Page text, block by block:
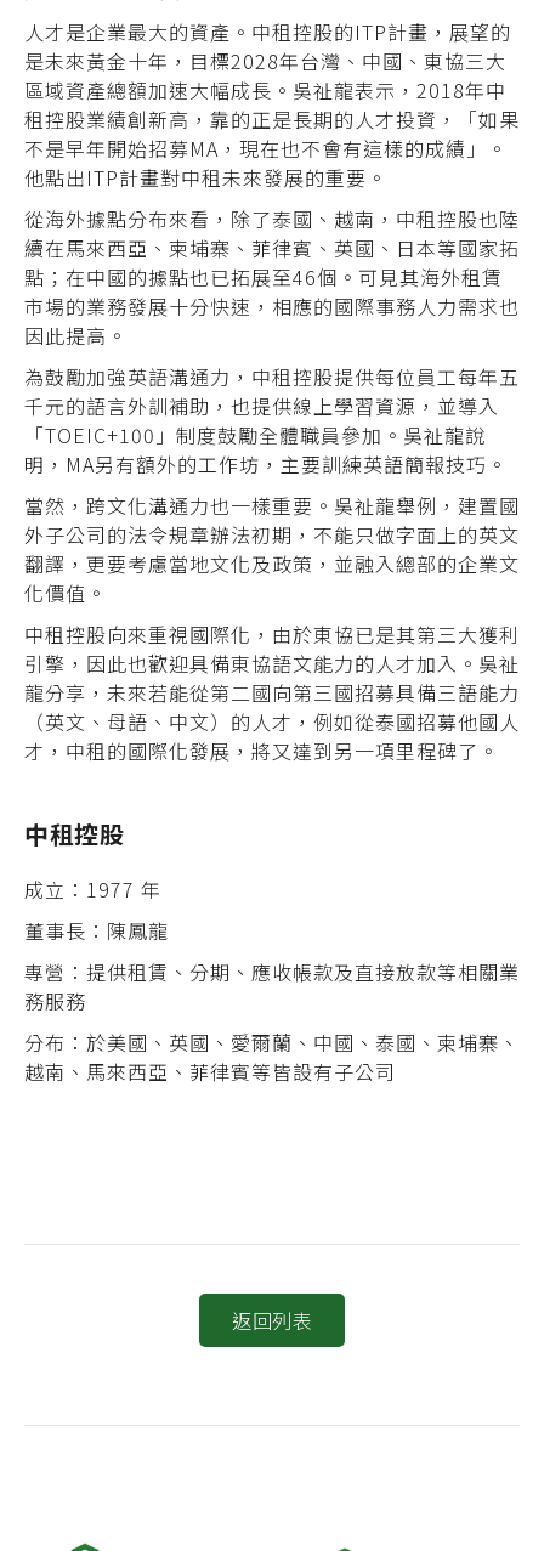
人才是企業最大的資產。中租控股的ITP計畫，展望的
是未來黃金十年，目標2028年台灣、中國、東協三大
區域資產總額加速大幅成長。吳祉龍表示，2018年中
租控股業績創新高，靠的正是長期的人才投資，「如果
不是早年開始招募MA，現在也不會有這樣的成績」。
他點出ITP計畫對中租未來發展的重要。
從海外據點分布來看，除了泰國、越南，中租控股也陸
續在馬來西亞、柬埔寨、菲律賓、英國、日本等國家拓
點；在中國的據點也已拓展至46個。可見其海外租賃
市場的業務發展十分快速，相應的國際事務人力需求也
因此提高。
為鼓勵加強英語溝通力，中租控股提供每位員工每年五
千元的語言外訓補助，也提供線上學習資源，並導入
「TOEIC+100」制度鼓勵全體職員參加。吳祉龍說
明，MA另有額外的工作坊，主要訓練英語簡報技巧。
當然，跨文化溝通力也一樣重要。吳祉龍舉例，建置國
外子公司的法令規章辦法初期，不能只做字面上的英文
翻譯，更要考慮當地文化及政策，並融入總部的企業文
化價值。
中租控股向來重視國際化，由於東協已是其第三大獲利
引擎，因此也歡迎具備東協語文能力的人才加入。吳祉
龍分享，未來若能從第二國向第三國招募具備三語能力
（英文、母語、中文）的人才，例如從泰國招募他國人
才，中租的國際化發展，將又達到另一項里程碑了。
中租控股
成立：1977 年
董事長：陳鳳龍
專營：提供租賃、分期、應收帳款及直接放款等相關業
務服務
分布：於美國、英國、愛爾蘭、中國、泰國、柬埔寨、
越南、馬來西亞、菲律賓等皆設有子公司
返回列表